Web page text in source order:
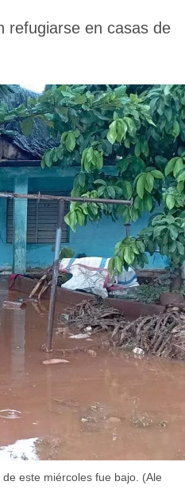
refugiarse en casas de
este miércoles fue bajo. (Ale